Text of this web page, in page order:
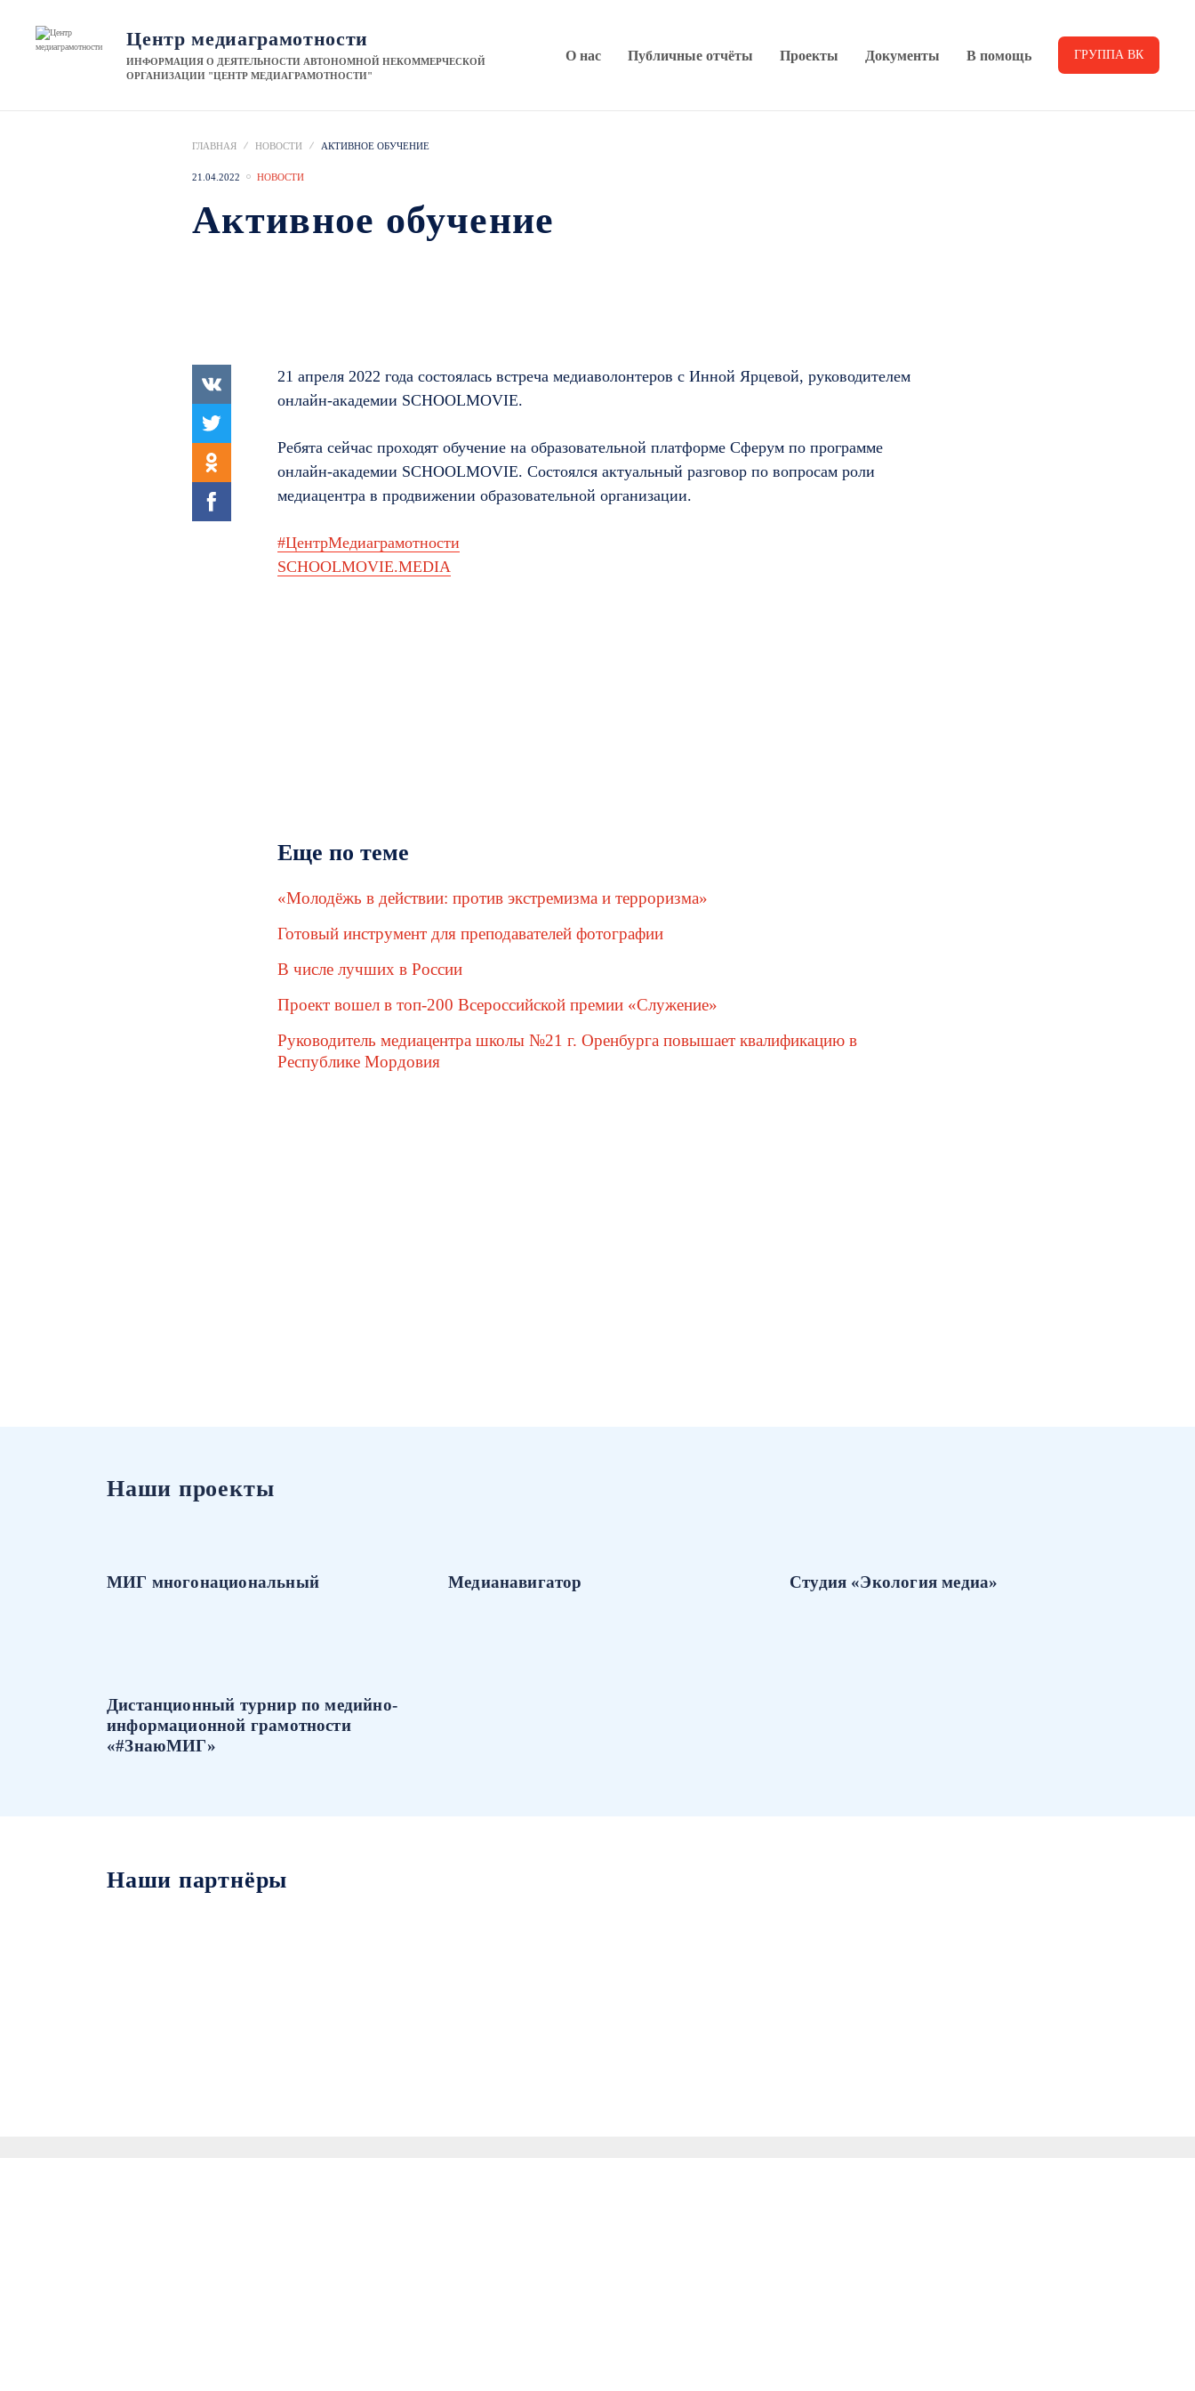
Центр медиаграмотности
ИНФОРМАЦИЯ О ДЕЯТЕЛЬНОСТИ АВТОНОМНОЙ НЕКОММЕРЧЕСКОЙ
ОРГАНИЗАЦИИ "ЦЕНТР МЕДИАГРАМОТНОСТИ"
О нас Публичные отчёты Проекты Документы В помощь ГРУППА ВК
ГЛАВНАЯ НОВОСТИ АКТИВНОЕ ОБУЧЕНИЕ
21.04.2022 НОВОСТИ
Активное обучение
21 апреля 2022 года состоялась встреча медиаволонтеров с Инной Ярцевой, руководителем
онлайн-академии SCHOOLMOVIE.
Ребята сейчас проходят обучение на образовательной платформе Сферум по программе
онлайн-академии SCHOOLMOVIE. Состоялся актуальный разговор по вопросам роли
медиацентра в продвижении образовательной организации.
#ЦентрМедиаграмотности
SCHOOLMOVIE.MEDIA
Еще по теме
«Молодёжь в действии: против экстремизма и терроризма»
Готовый инструмент для преподавателей фотографии
В числе лучших в России
Проект вошел в топ-200 Всероссийской премии «Служение»
Руководитель медиацентра школы №21 г. Оренбурга повышает квалификацию в
Республике Мордовия
Наши проекты
МИГ многонациональный Медианавигатор Студия «Экология медиа»
Дистанционный турнир по медийно-
информационной грамотности
«#ЗнаюМИГ»
Наши партнёры